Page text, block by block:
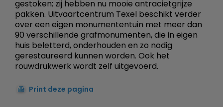
gestoken; zij hebben nu mooie antracietgrijze
pakken. Uitvaartcentrum Texel beschikt verder
over een eigen monumententuin met meer dan
90 verschillende grafmonumenten, die in eigen
huis beletterd, onderhouden en zo nodig
gerestaureerd kunnen worden. Ook het
rouwdrukwerk wordt zelf uitgevoerd.
Print deze pagina